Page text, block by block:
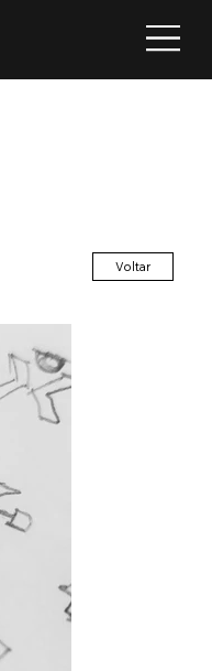
Voltar